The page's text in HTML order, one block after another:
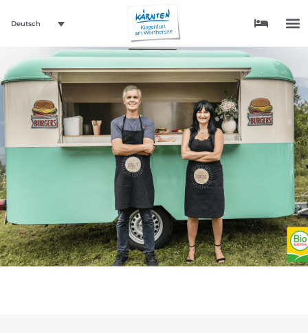
Deutsch